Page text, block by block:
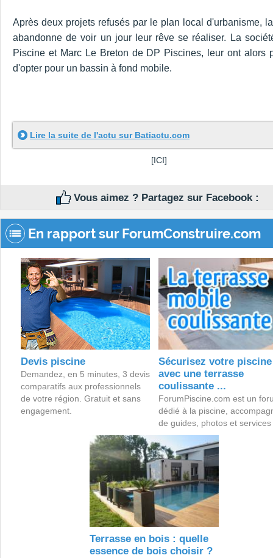
Après deux projets refusés par le plan local d'urbanisme,
abandonne de voir un jour leur rêve se réaliser. La
Piscine et Marc Le Breton de DP Piscines, leur ont alors
d'opter pour un bassin à fond mobile.
Lire la suite de l'actu sur Batiactu.com
[ICI]
Vous aimez ? Partagez sur Facebook :
En rapport sur ForumConstruire.com
Devis piscine
Demandez, en 5 minutes, 3 devis
comparatifs aux professionnels
de votre région. Gratuit et sans
engagement.
Sécurisez votre piscine
avec une terrasse
coulissante ...
ForumPiscine.com est un
dédié à la piscine,
de guides, photos et services
Terrasse en bois : quelle
essence de bois choisir ?